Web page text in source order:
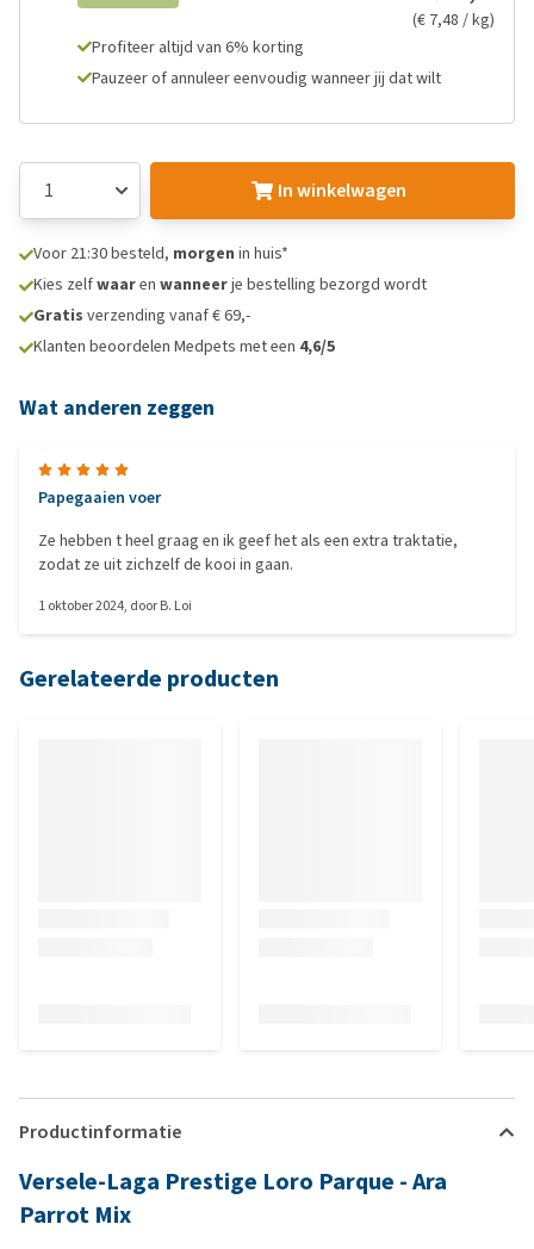
(€ 7,48 / kg)
Profiteer altijd van 6% korting
Pauzeer of annuleer eenvoudig wanneer jij dat wilt
In winkelwagen
Voor 21:30 besteld, morgen in huis*
Kies zelfwaaren wanneerje bestelling bezorgd wordt
Gratis verzending vanaf € 69,-
Klanten beoordelen Medpets met een 4,6/5
Wat anderen zeggen
Papegaaien voer
Ze hebben t heel graag en ik geef het als een extra traktatie,
zodat ze uit zichzelf de kooi in gaan.
1 oktober 2024, doorB. Loi
Gerelateerde producten
Productinformatie
Versele-Laga Prestige Loro Parque - Ara
Parrot Mix